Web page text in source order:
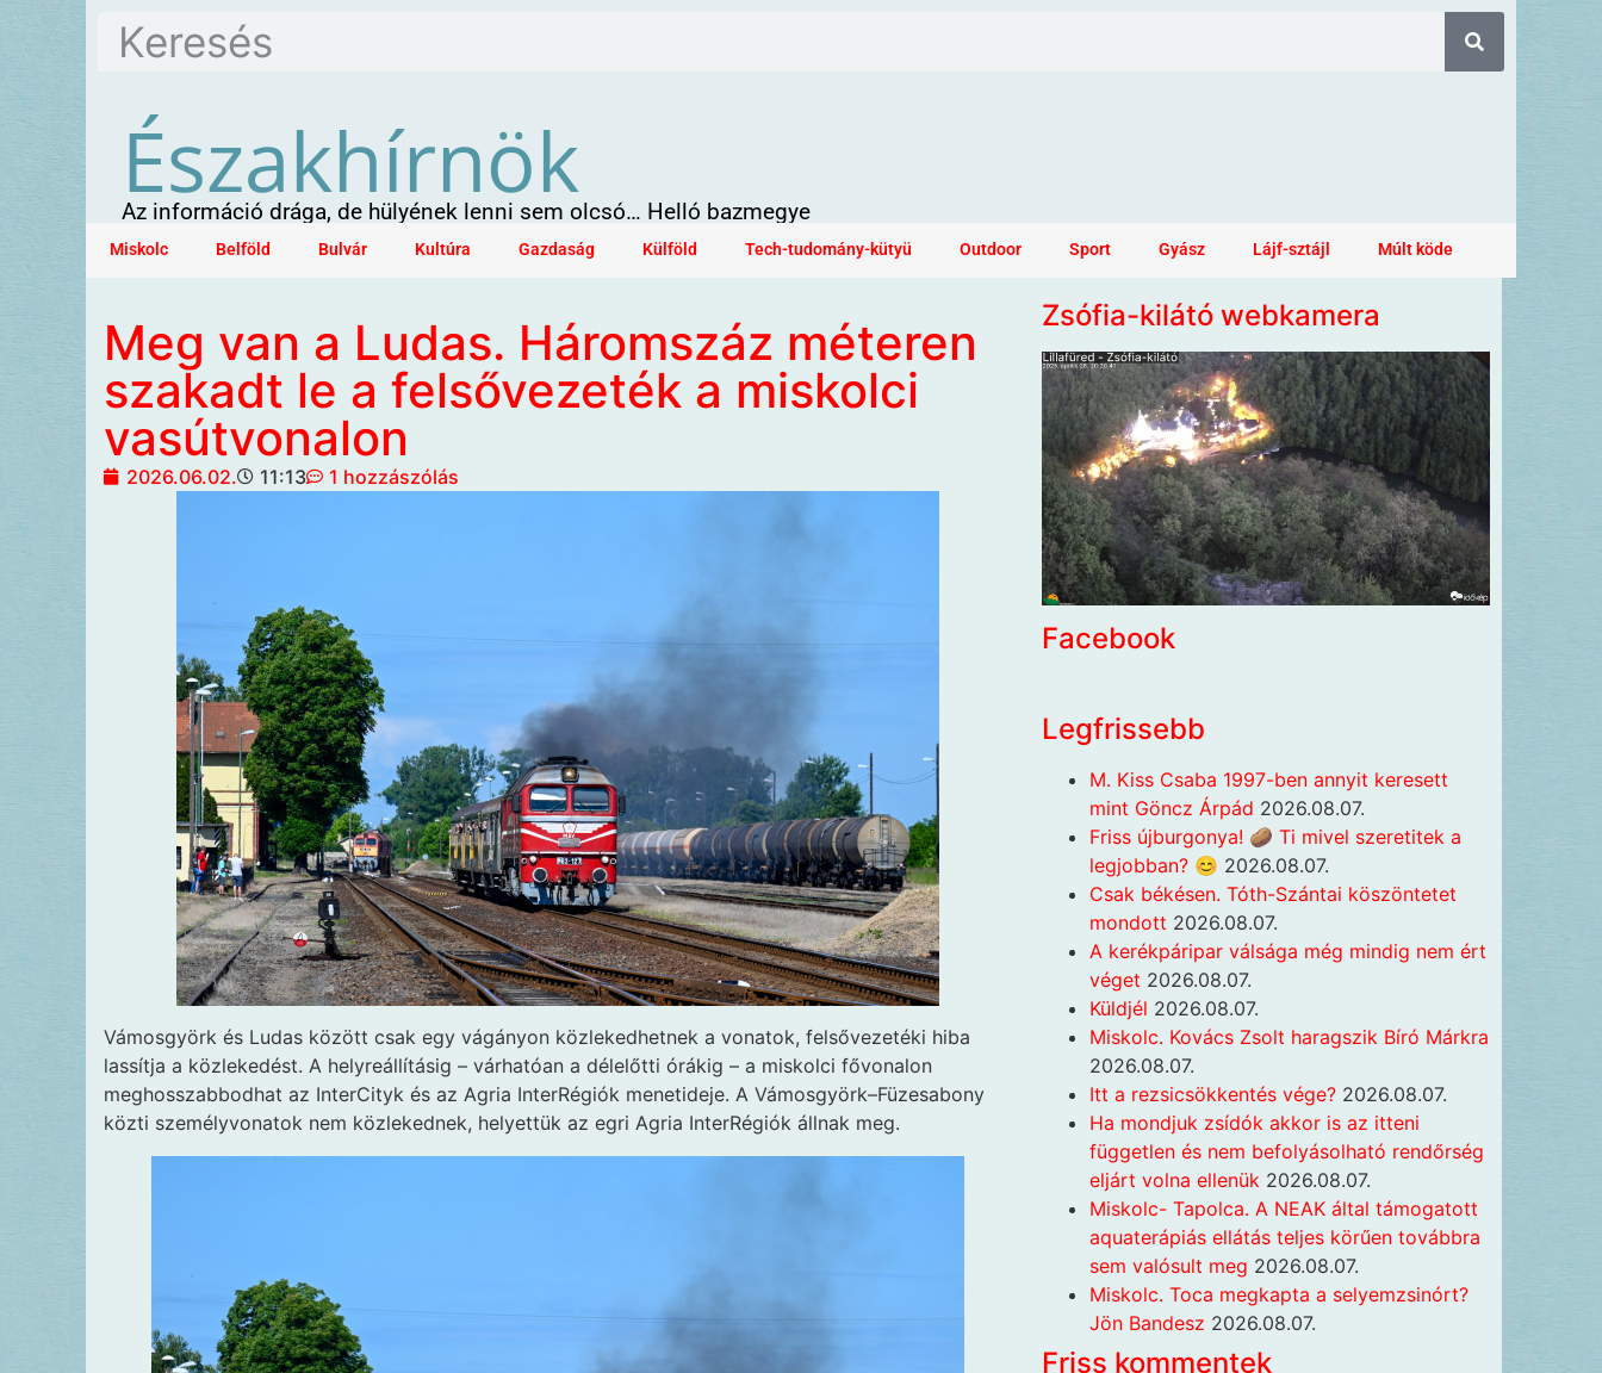
Északhírnök
Az információ drága, de hülyének lenni sem olcsó… Helló bazmegye
Miskolc Belföld Bulvár Kultúra Gazdaság Külföld Tech-tudomány-kütyü Outdoor Sport Gyász Lájf-sztájl Múlt köde
Meg van a Ludas. Háromszáz méteren
szakadt le a felsővezeték a miskolci
vasútvonalon
2026.06.02. 11:13 1 hozzászólás
Vámosgyörk és Ludas között csak egy vágányon közlekedhetnek a vonatok, felsővezetéki hiba
lassítja a közlekedést. A helyreállításig – várhatóan a délelőtti órákig – a miskolci fővonalon
meghosszabbodhat az InterCityk és az Agria InterRégiók menetideje. A Vámosgyörk–Füzesabony
közti személyvonatok nem közlekednek, helyettük az egri Agria InterRégiók állnak meg.
Zsófia-kilátó webkamera
Facebook
Legfrissebb
M. Kiss Csaba 1997-ben annyit keresett
mint Göncz Árpád 2026.08.07.
Friss újburgonya! 🥔 Ti mivel szeretitek a
legjobban? 😊 2026.08.07.
Csak békésen. Tóth-Szántai köszöntetet
mondott 2026.08.07.
A kerékpáripar válsága még mindig nem ért
véget 2026.08.07.
Küldjél 2026.08.07.
Miskolc. Kovács Zsolt haragszik Bíró Márkra
2026.08.07.
Itt a rezsicsökkentés vége? 2026.08.07.
Ha mondjuk zsídók akkor is az itteni
független és nem befolyásolható rendőrség
eljárt volna ellenük 2026.08.07.
Miskolc- Tapolca. A NEAK által támogatott
aquaterápiás ellátás teljes körűen továbbra
sem valósult meg 2026.08.07.
Miskolc. Toca megkapta a selyemzsinórt?
Jön Bandesz 2026.08.07.
Friss kommentek